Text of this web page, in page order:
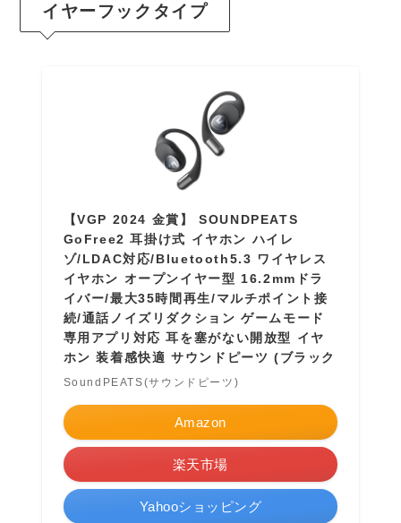
イヤーフックタイプ
【VGP 2024 金賞】 SOUNDPEATS
GoFree2 耳掛け式 イヤホン ハイレ
ゾ/LDAC対応/Bluetooth5.3 ワイヤレス
イヤホン オープンイヤー型 16.2mmドラ
イバー/最大35時間再生/マルチポイント接
続/通話ノイズリダクション ゲームモード
専用アプリ対応 耳を塞がない開放型 イヤ
ホン 装着感快適 サウンドピーツ (ブラック
SoundPEATS(サウンドピーツ)
Amazon
楽天市場
Yahooショッピング